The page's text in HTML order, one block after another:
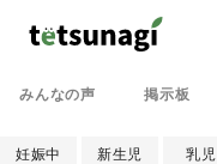
みんなの声 掲示板
妊娠中 新生児 乳児